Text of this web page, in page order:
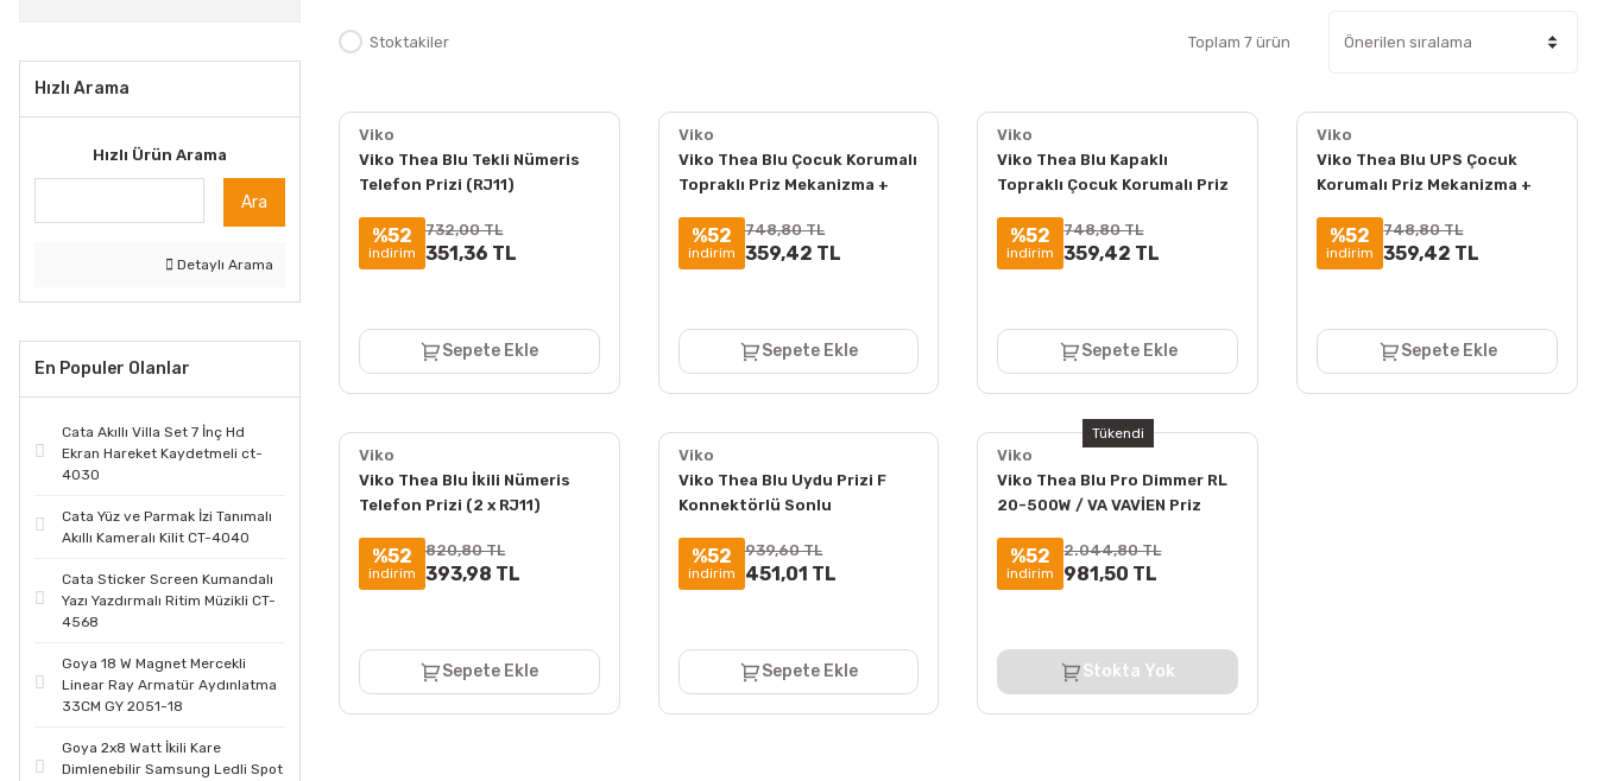
Hızlı Arama
Hızlı Ürün Arama
Ara
Detaylı Arama
En Populer Olanlar
Cata Akıllı Villa Set 7 İnç Hd
Ekran Hareket Kaydetmeli ct-
4030
Cata Yüz ve Parmak İzi Tanımalı
Akıllı Kameralı Kilit CT-4040
Cata Sticker Screen Kumandalı
Yazı Yazdırmalı Ritim Müzikli CT-
4568
Goya 18 W Magnet Mercekli
Linear Ray Armatür Aydınlatma
33CM GY 2051-18
Goya 2x8 Watt İkili Kare
Dimlenebilir Samsung Ledli Spot
Stoktakiler Toplam 7 ürün
Viko
Viko Thea Blu Tekli Nümeris
Telefon Prizi (RJ11)
%52
indirim
732,00 TL
351,36 TL
Sepete Ekle
Viko
Viko Thea Blu Çocuk Korumalı
Topraklı Priz Mekanizma +
%52
indirim
748,80 TL
359,42 TL
Sepete Ekle
Viko
Viko Thea Blu Kapaklı
Topraklı Çocuk Korumalı Priz
%52
indirim
748,80 TL
359,42 TL
Sepete Ekle
Viko
Viko Thea Blu UPS Çocuk
Korumalı Priz Mekanizma +
%52
indirim
748,80 TL
359,42 TL
Sepete Ekle
Viko
Viko Thea Blu İkili Nümeris
Telefon Prizi (2 x RJ11)
%52
indirim
820,80 TL
393,98 TL
Sepete Ekle
Viko
Viko Thea Blu Uydu Prizi F
Konnektörlü Sonlu
%52
indirim
939,60 TL
451,01 TL
Sepete Ekle
Tükendi
Viko
Viko Thea Blu Pro Dimmer RL
20-500W / VA VAVİEN Priz
%52
indirim
2.044,80 TL
981,50 TL
Stokta Yok